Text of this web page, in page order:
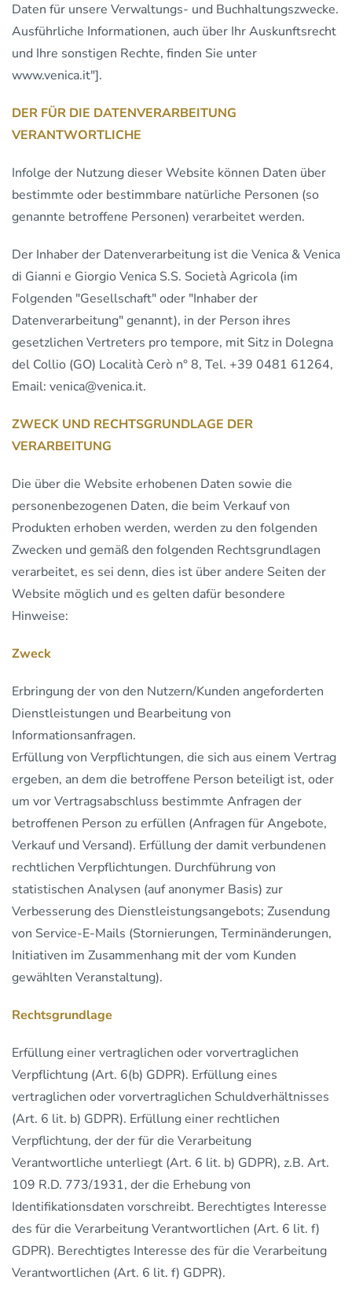
Daten für unsere Verwaltungs- und Buchhaltungszwecke.
Ausführliche Informationen, auch über Ihr Auskunftsrecht
und Ihre sonstigen Rechte, finden Sie unter
www.venica.it"].
DER FÜR DIE DATENVERARBEITUNG
VERANTWORTLICHE
Infolge der Nutzung dieser Website können Daten über
bestimmte oder bestimmbare natürliche Personen (so
genannte betroffene Personen) verarbeitet werden.
Der Inhaber der Datenverarbeitung ist die Venica & Venica
di Gianni e Giorgio Venica S.S. Società Agricola (im
Folgenden "Gesellschaft" oder "Inhaber der
Datenverarbeitung" genannt), in der Person ihres
gesetzlichen Vertreters pro tempore, mit Sitz in Dolegna
del Collio (GO) Località Cerò n° 8, Tel. +39 0481 61264,
Email: venica@venica.it.
ZWECK UND RECHTSGRUNDLAGE DER
VERARBEITUNG
Die über die Website erhobenen Daten sowie die
personenbezogenen Daten, die beim Verkauf von
Produkten erhoben werden, werden zu den folgenden
Zwecken und gemäß den folgenden Rechtsgrundlagen
verarbeitet, es sei denn, dies ist über andere Seiten der
Website möglich und es gelten dafür besondere
Hinweise:
Zweck
Erbringung der von den Nutzern/Kunden angeforderten
Dienstleistungen und Bearbeitung von
Informationsanfragen.
Erfüllung von Verpflichtungen, die sich aus einem Vertrag
ergeben, an dem die betroffene Person beteiligt ist, oder
um vor Vertragsabschluss bestimmte Anfragen der
betroffenen Person zu erfüllen (Anfragen für Angebote,
Verkauf und Versand). Erfüllung der damit verbundenen
rechtlichen Verpflichtungen. Durchführung von
statistischen Analysen (auf anonymer Basis) zur
Verbesserung des Dienstleistungsangebots; Zusendung
von Service-E-Mails (Stornierungen, Terminänderungen,
Initiativen im Zusammenhang mit der vom Kunden
gewählten Veranstaltung).
Rechtsgrundlage
Erfüllung einer vertraglichen oder vorvertraglichen
Verpflichtung (Art. 6(b) GDPR). Erfüllung eines
vertraglichen oder vorvertraglichen Schuldverhältnisses
(Art. 6 lit. b) GDPR). Erfüllung einer rechtlichen
Verpflichtung, der der für die Verarbeitung
Verantwortliche unterliegt (Art. 6 lit. b) GDPR), z.B. Art.
109 R.D. 773/1931, der die Erhebung von
Identifikationsdaten vorschreibt. Berechtigtes Interesse
des für die Verarbeitung Verantwortlichen (Art. 6 lit. f)
GDPR). Berechtigtes Interesse des für die Verarbeitung
Verantwortlichen (Art. 6 lit. f) GDPR).